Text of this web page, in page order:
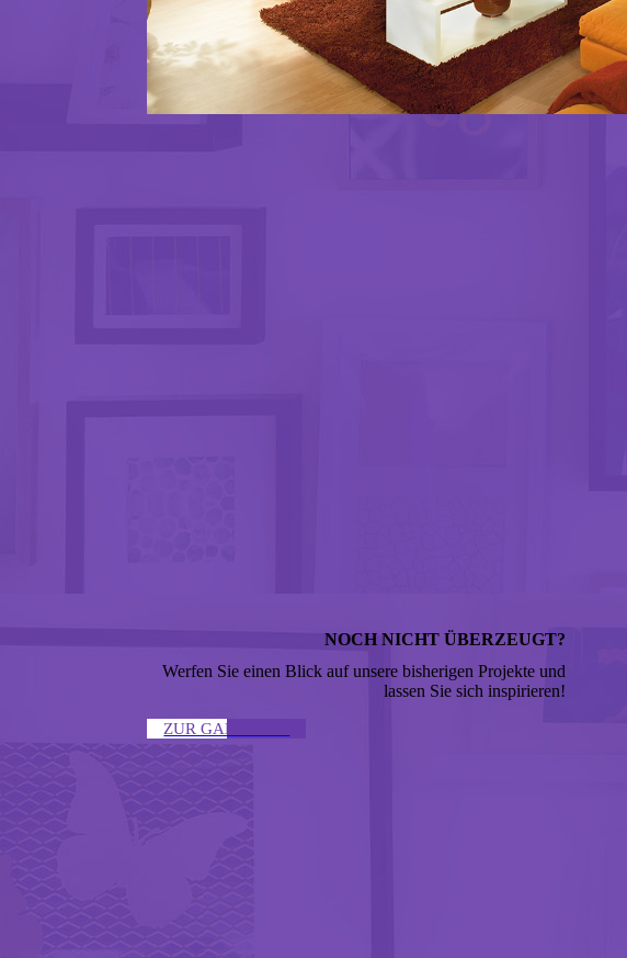
NOCH NICHT ÜBERZEUGT?
Werfen Sie einen Blick auf unsere bisherigen Projekte und
lassen Sie sich inspirieren!
ZUR GALERIE ↣